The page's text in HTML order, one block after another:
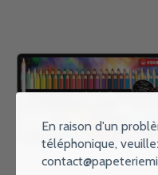
En raison d'un
téléphonique,